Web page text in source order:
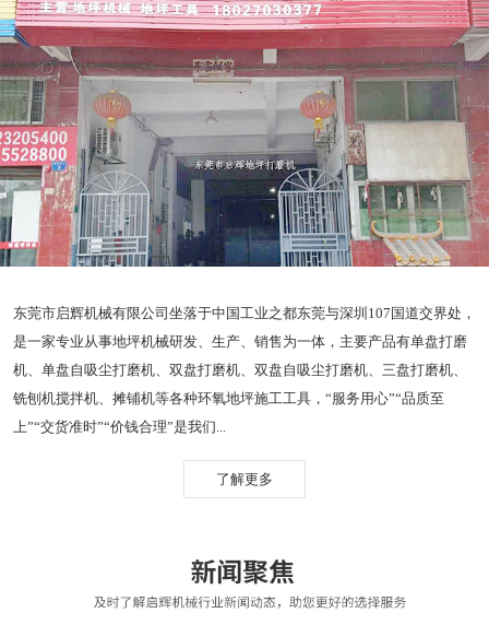
东莞市启辉机械有限公司坐落于中国工业之都东莞与深圳107国道交界处，
是一家专业从事地坪机械研发、生产、销售为一体，主要产品有单盘打磨
机、单盘自吸尘打磨机、双盘打磨机、双盘自吸尘打磨机、三盘打磨机、
铣刨机搅拌机、摊铺机等各种环氧地坪施工工具，“服务用心”“品质至
上”“交货准时”“价钱合理”是我们...
了解更多